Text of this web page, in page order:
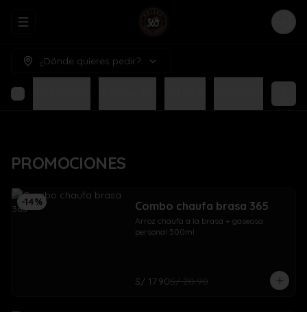
Abrir menu de navegación Login
¿Dónde quieres pedir?
PROMOCIONES
-14% Combo chaufa brasa 365
Arroz chaufa a la brasa + gaseosa
personal 500ml
S/ 17.90S/ 20.90